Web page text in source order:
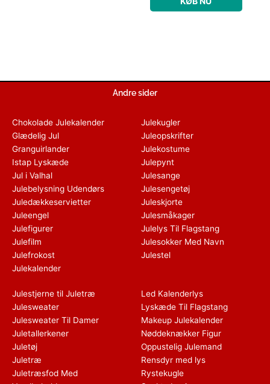
Andre sider
Chokolade Julekalender
Glædelig Jul
Granguirlander
Istap Lyskæde
Jul i Valhal
Julebelysning Udendørs
Juledækkeservietter
Juleengel
Julefigurer
Julefilm
Julefrokost
Julekalender
Julekugler
Juleopskrifter
Julekostume
Julepynt
Julesange
Julesengetøj
Juleskjorte
Julesmåkager
Julelys Til Flagstang
Julesokker Med Navn
Julestel
Julestjerne til Juletræ
Julesweater
Julesweater Til Damer
Juletallerkener
Juletøj
Juletræ
Juletræsfod Med
Led Kalenderlys
Lyskæde Til Flagstang
Makeup Julekalender
Nøddeknækker Figur
Oppustelig Julemand
Rensdyr med lys
Rystekugle